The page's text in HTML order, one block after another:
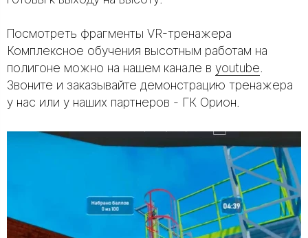
Посмотреть фрагменты VR-тренажера
Комплексное обучения высотным работам на
полигоне можно на нашем канале в youtube.
Звоните и заказывайте демонстрацию тренажера
у нас или у наших партнеров - ГК Орион.